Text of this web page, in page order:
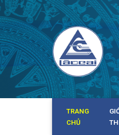
TRANG
CHỦ